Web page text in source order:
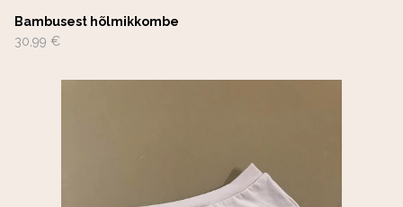
Bambusest hõlmikkombe
30,99 €